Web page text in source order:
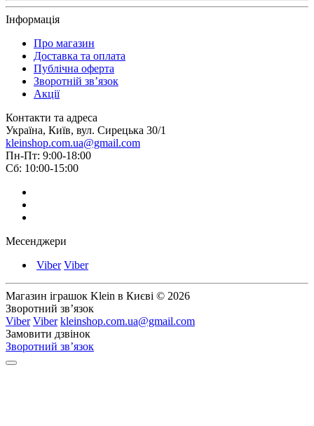
Інформація
Про магазин
Доставка та оплата
Публічна оферта
Зворотній зв’язок
Акції
Контакти та адреса
Україна, Київ, вул. Сирецька 30/1
kleinshop.com.ua@gmail.com
Пн-Пт: 9:00-18:00
Сб: 10:00-15:00
Месенджери
Viber Viber
Магазин іграшок Klein в Києві © 2026
Зворотний зв’язок
Viber Viber kleinshop.com.ua@gmail.com
Замовити дзвінок
Зворотний зв’язок